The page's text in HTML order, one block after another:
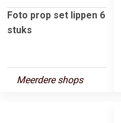
Foto prop set lippen 6
stuks
Meerdere shops